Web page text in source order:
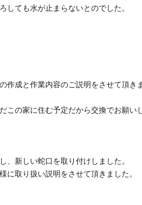
しても水が止まらないとのでした。
作成と作業内容のご説明をさせて頂き
この家に住む予定だから交換でお願い
、新しい蛇口を取り付けしました。
に取り扱い説明をさせて頂きました。